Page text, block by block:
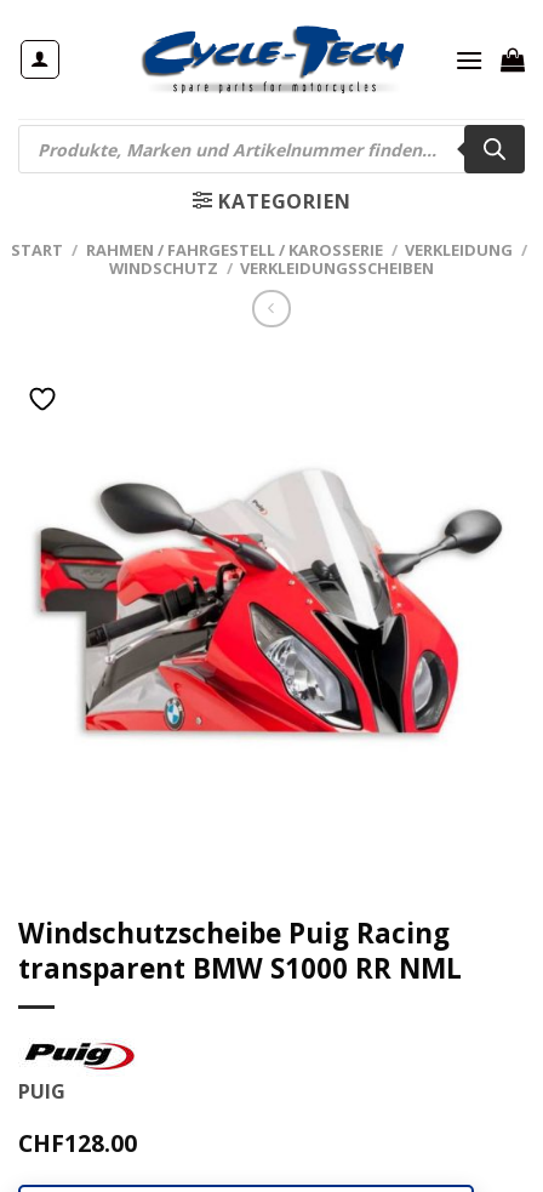
Inhalt
springen
Products
search
KATEGORIEN
START / RAHMEN / FAHRGESTELL / KAROSSERIE / VERKLEIDUNG /
WINDSCHUTZ / VERKLEIDUNGSSCHEIBEN
Windschutzscheibe Puig Racing
transparent BMW S1000 RR NML
PUIG
CHF128.00